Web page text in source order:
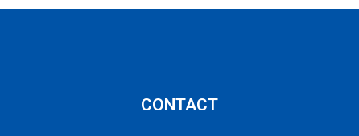
CONTACT